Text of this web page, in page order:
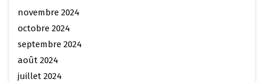
novembre 2024
octobre 2024
septembre 2024
août 2024
juillet 2024